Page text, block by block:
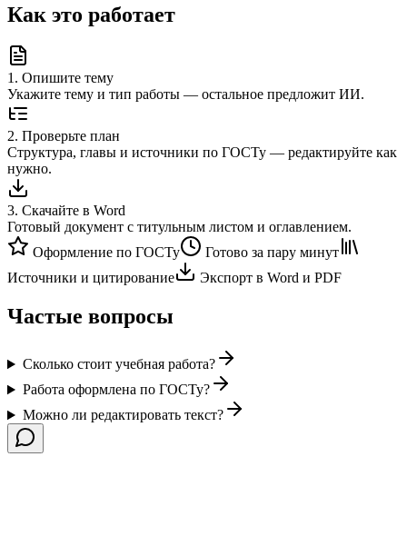
Как это работает
1. Опишите тему
Укажите тему и тип работы — остальное предложит ИИ.
2. Проверьте план
Структура, главы и источники по ГОСТу — редактируйте как
нужно.
3. Скачайте в Word
Готовый документ с титульным листом и оглавлением.
Оформление по ГОСТу
Готово за пару минут
Источники и цитирование
Экспорт в Word и PDF
Частые вопросы
Сколько стоит учебная работа?
Работа оформлена по ГОСТу?
Можно ли редактировать текст?